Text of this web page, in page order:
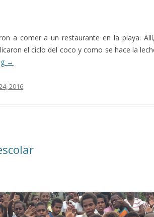
a comer a un restaurante en la playa.
el ciclo del coco y como se hace la
→
2016.